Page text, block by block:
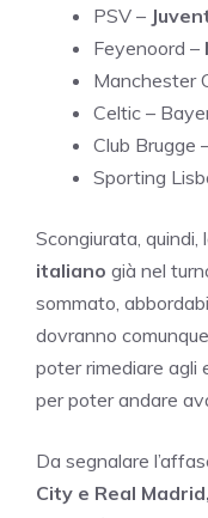
PSV –
Feyenoord –
Manchester
Celtic –
Club Brugge
Sporting
Scongiurata, quindi,
italiano già nel
sommato,
dovranno
poter rimediare agli
per poter andare
Da segnalare
City e Real Madrid,